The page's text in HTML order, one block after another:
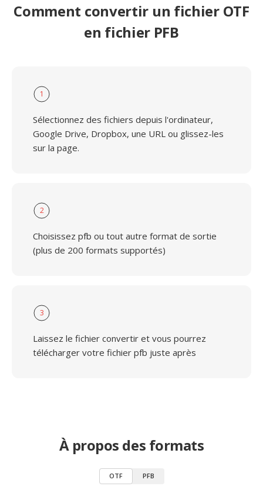
Comment convertir un fichier OTF
en fichier PFB
1
Sélectionnez des fichiers depuis l'ordinateur,
Google Drive, Dropbox, une URL ou glissez-les
sur la page.
2
Choisissez pfb ou tout autre format de sortie
(plus de 200 formats supportés)
3
Laissez le fichier convertir et vous pourrez
télécharger votre fichier pfb juste après
À propos des formats
OTF PFB